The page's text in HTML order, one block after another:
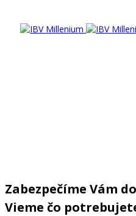
Zabezpečíme Vám
Vieme čo